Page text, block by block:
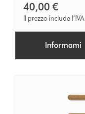
40,00 €
Il prezzo include l’IVA
Informami